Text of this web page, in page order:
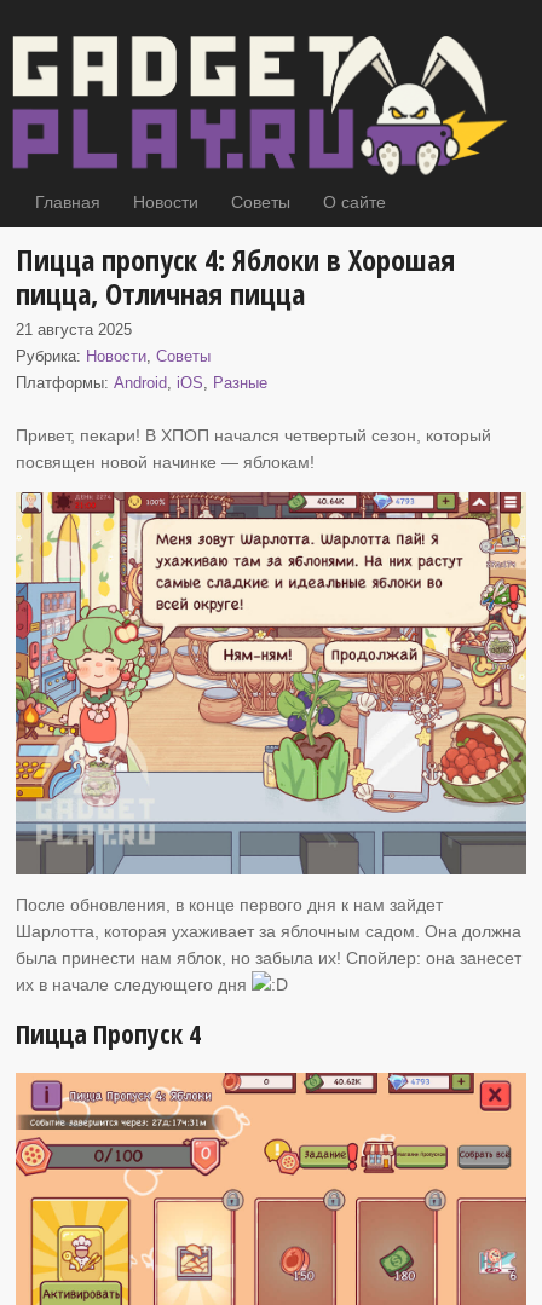
Главная Новости Советы О сайте
Пицца пропуск 4: Яблоки в Хорошая
пицца, Отличная пицца
21 августа 2025
Рубрика: Новости,Советы
Платформы:Android, iOS, Разные
Привет, пекари! В ХПОП начался четвертый сезон, который
посвящен новой начинке — яблокам!
После обновления, в конце первого дня к нам зайдет
Шарлотта, которая ухаживает за яблочным садом. Она должна
была принести нам яблок, но забыла их! Спойлер: она занесет
их в начале следующего дня
Пицца Пропуск 4